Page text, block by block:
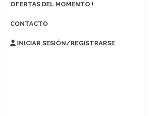
OFERTAS DEL MOMENTO !
CONTACTO
INICIAR SESIÓN/REGISTRARSE